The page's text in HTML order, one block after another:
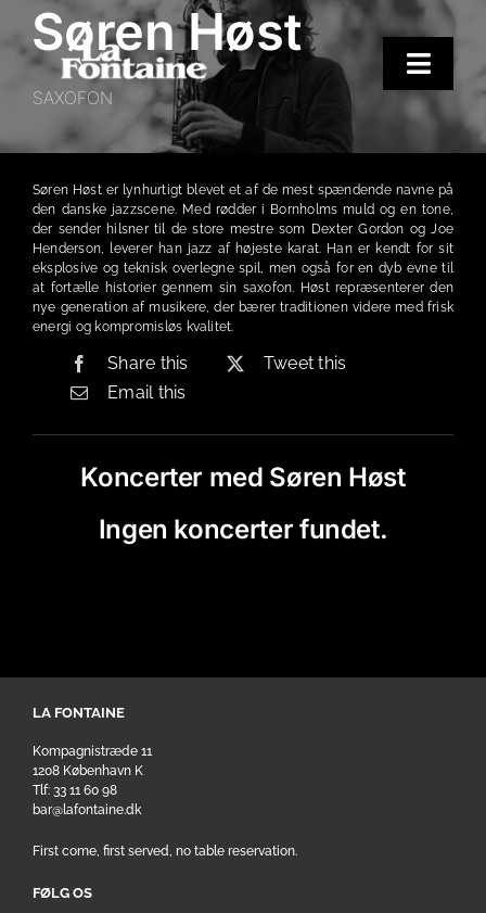
content
Toggle
Hjem
Merchandise
Poetry Club
Om
Søren Høst
SAXOFON
Søren Høst er lynhurtigt blevet et af de mest spændende navne på
den danske jazzscene. Med rødder i Bornholms muld og en tone,
der sender hilsner til de store mestre som Dexter Gordon og Joe
Henderson, leverer han jazz af højeste karat. Han er kendt for sit
eksplosive og teknisk overlegne spil, men også for en dyb evne til
at fortælle historier gennem sin saxofon. Høst repræsenterer den
nye generation af musikere, der bærer traditionen videre med frisk
energi og kompromisløs kvalitet.
Share this
Tweet this
Email this
Koncerter med Søren Høst
Ingen koncerter fundet.
LA FONTAINE
Kompagnistræde 11
1208 København K
Tlf: 33 11 60 98
bar@lafontaine.dk
First come, first served, no table reservation.
FØLG OS